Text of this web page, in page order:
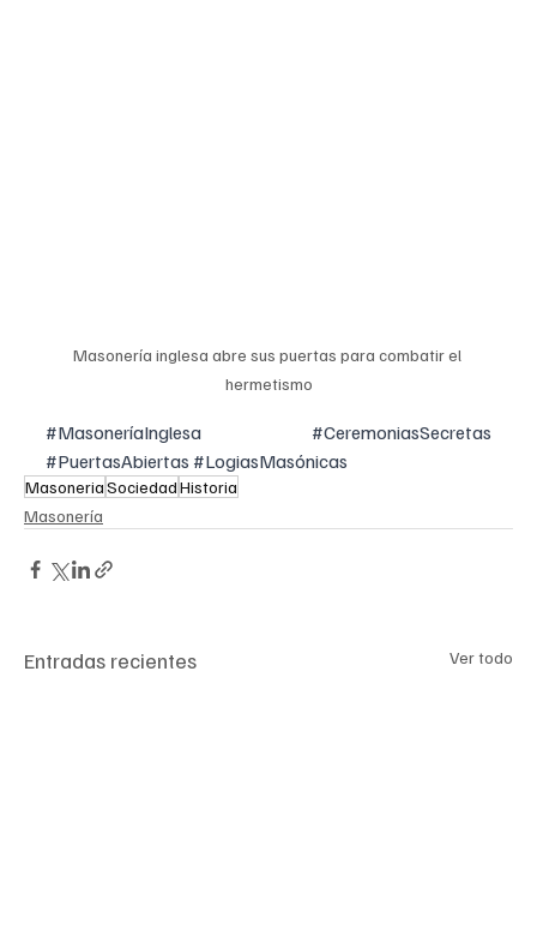
Masonería inglesa abre sus puertas para combatir el
hermetismo
#MasoneríaInglesa
#CeremoniasSecretas
#PuertasAbiertas #LogiasMasónicas
MasoneriaSociedadHistoria
Masonería
Entradas recientes Ver todo